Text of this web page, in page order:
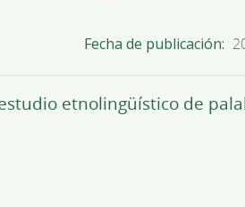
Fecha de publicación
etnolingüístico de